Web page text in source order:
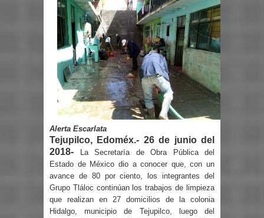
Alerta Escarlata
Tejupilco, Edoméx.- 26 de junio del
2018-
La Secretaría de Obra Pública del
Estado de México dio a conocer que, con un
avance de 80 por ciento, los integrantes del
Grupo Tláloc continúan los trabajos de limpieza
que realizan en 27 domicilios de la colonia
Hidalgo, municipio de Tejupilco, luego del